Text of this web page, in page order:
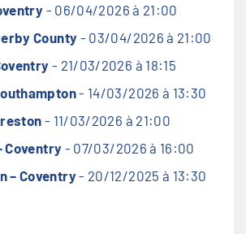
- 06/04/2026 à 21:00
County - 03/04/2026 à 21:00
- 21/03/2026 à 18:15
- 14/03/2026 à 13:30
- 11/03/2026 à 21:00
Coventry - 07/03/2026 à 16:00
– Coventry- 20/12/2025 à 13:30